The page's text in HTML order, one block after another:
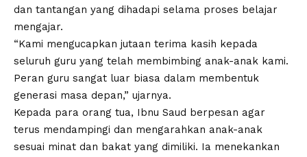
dan tantangan yang dihadapi selama proses belajar
mengajar.
“Kami mengucapkan jutaan terima kasih kepada
seluruh guru yang telah membimbing anak-anak kami.
Peran guru sangat luar biasa dalam membentuk
generasi masa depan,” ujarnya.
Kepada para orang tua, Ibnu Saud berpesan agar
terus mendampingi dan mengarahkan anak-anak
sesuai minat dan bakat yang dimiliki. Ia menekankan